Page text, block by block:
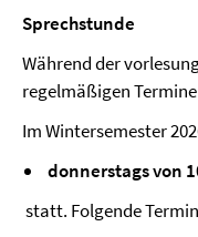
Sprechstunde
Während der
regelmäßigen
Im Wintersemester
donnerstagsvon
statt. Folgende